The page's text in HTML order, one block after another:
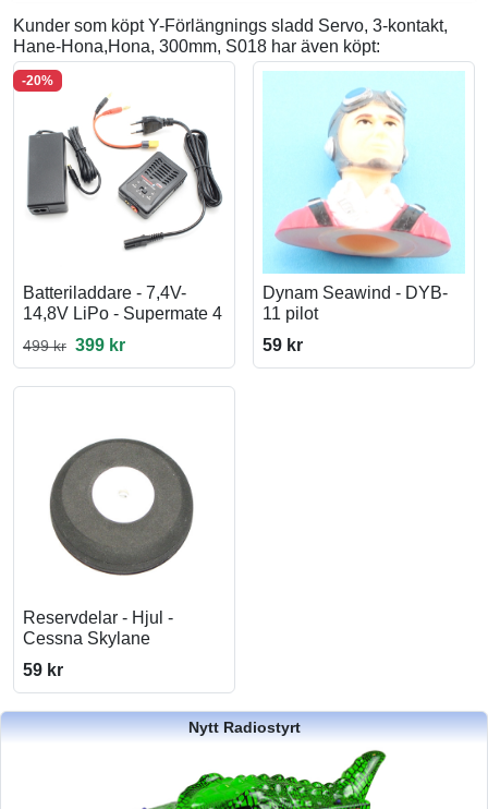
Kunder som köpt Y-Förlängnings sladd Servo, 3-kontakt,
Hane-Hona,Hona, 300mm, S018 har även köpt:
-20%
Batteriladdare - 7,4V-
14,8V LiPo - Supermate 4
499 kr 399 kr
Dynam Seawind - DYB-
11 pilot
59 kr
Reservdelar - Hjul -
Cessna Skylane
59 kr
Nytt Radiostyrt